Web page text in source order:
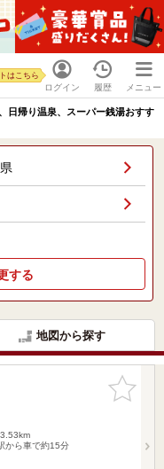
ログイン
はこちら
履歴 メニュー
日帰り温泉、スーパー銭湯おすす
する
地図から探す
お気に入
りに追加
から車で約15分